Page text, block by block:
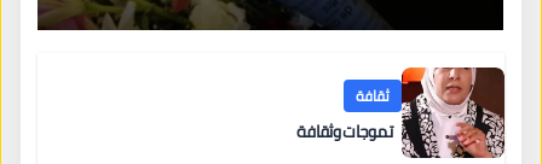
ثقافة
تموجات وثقافة